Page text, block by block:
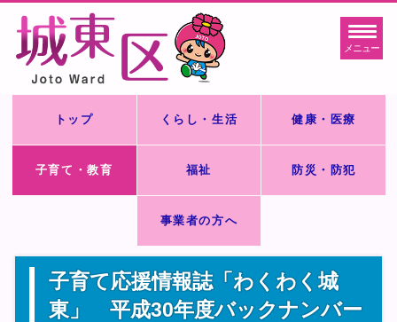
メニュー
トップ くらし・生活 健康・医療
子育て・教育 福祉 防災・防犯
事業者の方へ
子育て応援情報誌「わくわく城
東」 平成30年度バックナンバー